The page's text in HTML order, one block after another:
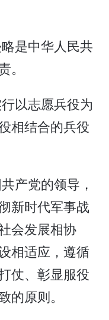
是中华人民共
以志愿兵役为
相结合的兵役
产党的领导，
新时代军事战
会发展相协
相适应，遵循
仗、彰显服役
的原则。